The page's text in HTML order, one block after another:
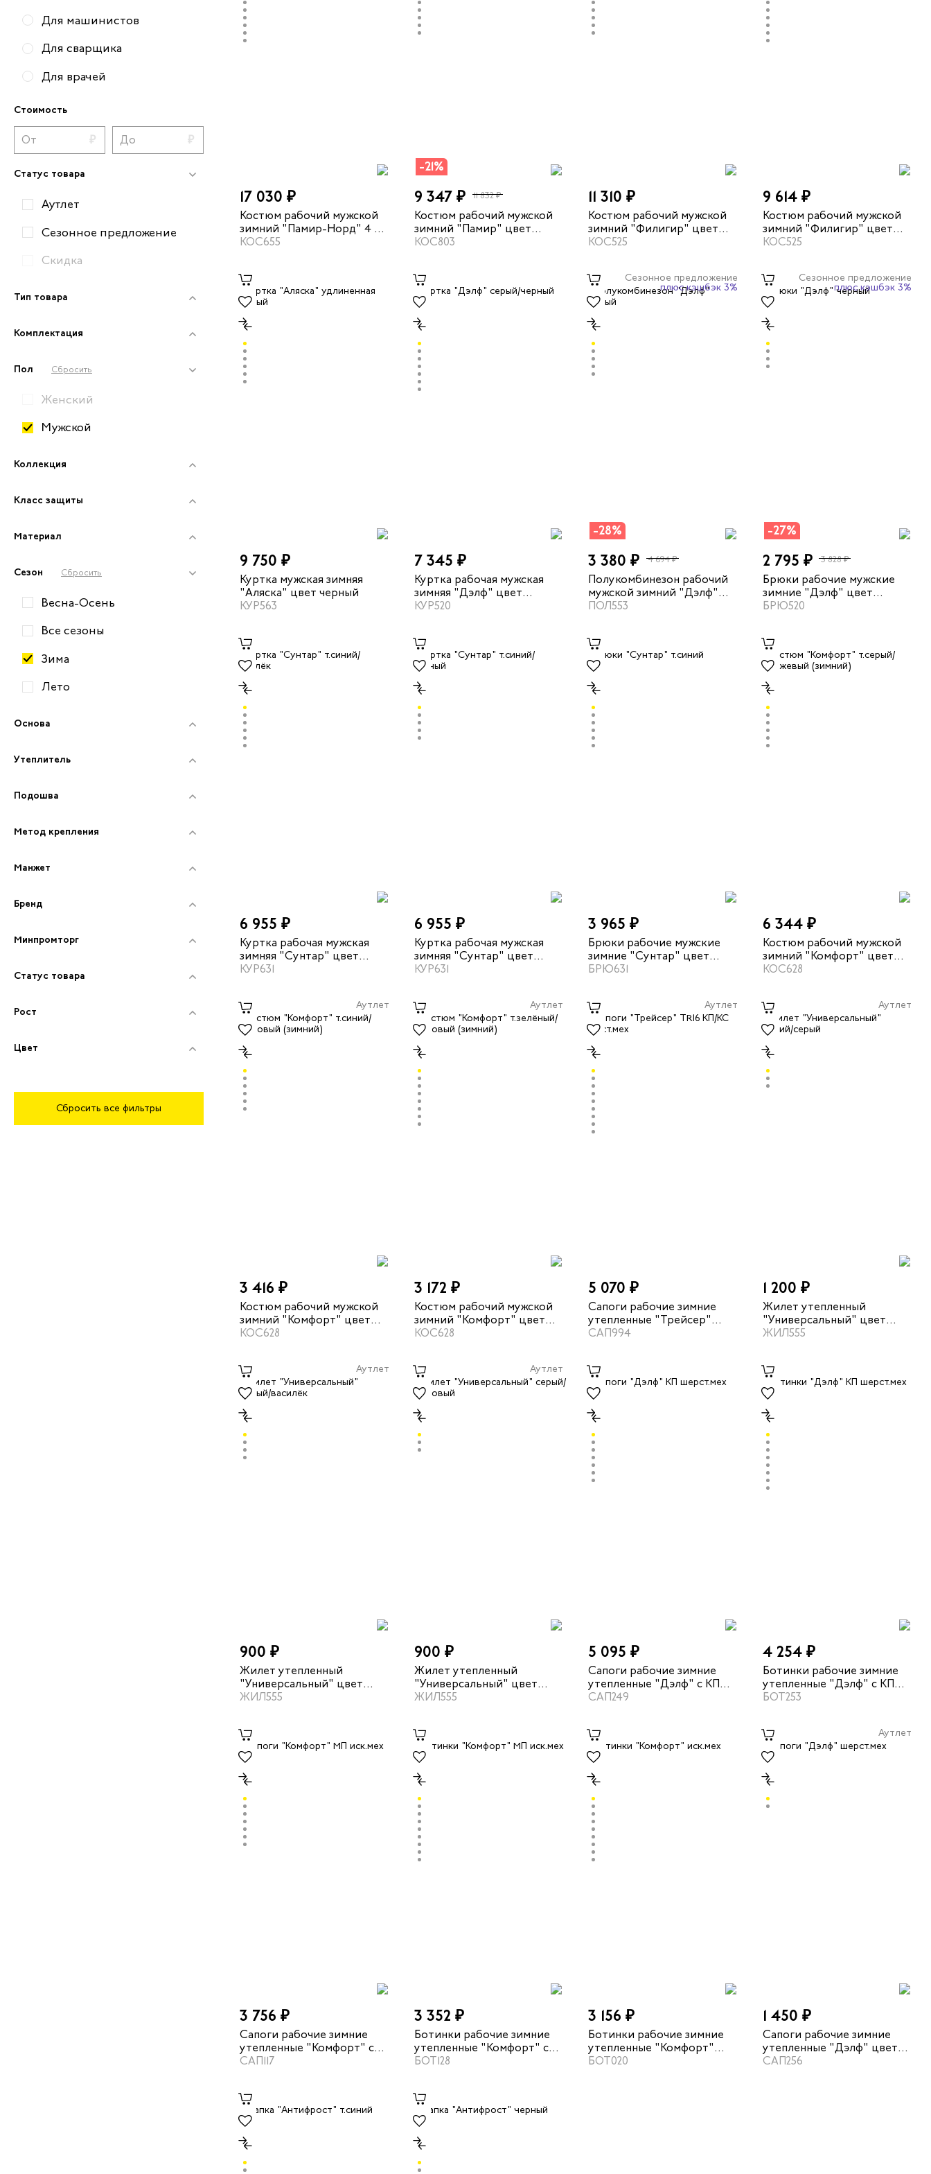
Для машинистов
Для сварщика
Для врачей
Для медсестер
Для скорой помощи
Для грузчиков
Для строителей
Для уборщиц
Для складских работников
Для техников
Стоимость
Статус товара
Аутлет
Сезонное предложение
Скидка
Тип товара
Комплектация
Пол Сбросить
Женский
Мужской
Коллекция
Класс защиты
Материал
Сезон Сбросить
Весна-Осень
Все сезоны
Зима
Лето
Основа
Утеплитель
Подошва
Метод крепления
Манжет
Бренд
Минпромторг
Статус товара
Рост
Цвет
Сбросить все фильтры
17 030 ₽
Костюм рабочий мужской
зимний "Памир-Норд" 4 и
особый климатический
КОС655
-21%
9 347 ₽ 11 832 ₽
Костюм рабочий мужской
зимний "Памир" цвет
серый/черный/красный
КОС803
11 310 ₽
Костюм рабочий мужской
зимний "Филигир" цвет
серый/темно-серый
КОС525
9 614 ₽
Костюм рабочий мужской
зимний "Филигир" цвет
бежевый/хаки
КОС525
9 750 ₽
Куртка мужская зимняя
"Аляска" цвет черный
КУР563
7 345 ₽
Куртка рабочая мужская
зимняя "Дэлф" цвет
черный
КУР520
Сезонное предложение
плюс кэшбэк 3%
-28%
3 380 ₽ 4 694 ₽
Полукомбинезон рабочий
мужской зимний "Дэлф"
цвет черный
ПОЛ553
Сезонное предложение
плюс кэшбэк 3%
-27%
2 795 ₽ 3 828 ₽
Брюки рабочие мужские
зимние "Дэлф" цвет
черный
БРЮ520
6 955 ₽
Куртка рабочая мужская
зимняя "Сунтар" цвет
темно-синий/василек
КУР631
6 955 ₽
Куртка рабочая мужская
зимняя "Сунтар" цвет
темно-синий/красный
КУР631
3 965 ₽
Брюки рабочие мужские
зимние "Сунтар" цвет
темно-синий
БРЮ631
6 344 ₽
Костюм рабочий мужской
зимний "Комфорт" цвет
темно-серый/оранжевый
КОС628
Аутлет
3 416 ₽
Костюм рабочий мужской
зимний "Комфорт" цвет
темно-синий/неоновый
КОС628
Аутлет
3 172 ₽
Костюм рабочий мужской
зимний "Комфорт" цвет
темно-зеленый/неоновый
КОС628
Аутлет
5 070 ₽
Сапоги рабочие зимние
утепленные "Трейсер"
TR16 с КП/КС цвет черный
САП994
Аутлет
1 200 ₽
Жилет утепленный
"Универсальный" цвет
темно-синий/серый
ЖИЛ555
Аутлет
900 ₽
Жилет утепленный
"Универсальный" цвет
черный/василек
ЖИЛ555
Аутлет
900 ₽
Жилет утепленный
"Универсальный" цвет
серый/неоновый
ЖИЛ555
5 095 ₽
Сапоги рабочие зимние
утепленные "Дэлф" с КП
цвет черный
САП249
4 254 ₽
Ботинки рабочие зимние
утепленные "Дэлф" с КП
цвет черный/бежевый
БОТ253
3 756 ₽
Сапоги рабочие зимние
утепленные "Комфорт" с
МП цвет черный
САП117
3 352 ₽
Ботинки рабочие зимние
утепленные "Комфорт" с
МП цвет черный
БОТ128
3 156 ₽
Ботинки рабочие зимние
утепленные "Комфорт"
цвет черный
БОТ020
Аутлет
1 450 ₽
Сапоги рабочие зимние
утепленные "Дэлф" цвет
черный
САП256